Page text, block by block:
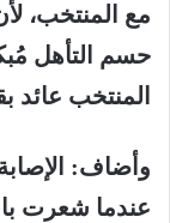
مع المنتخب،
حسم
التأهل
المنتخب عائد
وأضاف:
عندما شعرت